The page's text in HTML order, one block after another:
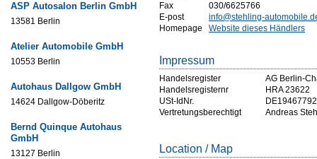
ASP Autosalon Berlin GmbH
13581 Berlin
Atelier Automobile GmbH
10553 Berlin
Autohaus Dallgow GmbH
14624 Dallgow-Döberitz
Bernd Quinque Autohaus
GmbH
13127 Berlin
Fax
030/6625766
E-post
info@stehling-
Homepage
Website dieses Händlers
Impressum
Handelsregister
AG Berlin-
Handelsregisternr
HRA 23622
USt-IdNr.
Vertretungsberechtigt
Andreas
Location / Map